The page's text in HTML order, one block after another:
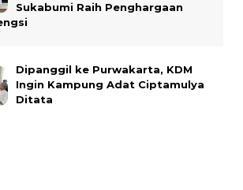
Sukabumi Raih Penghargaan
Dipanggil ke Purwakarta, KDM
Ingin Kampung Adat Ciptamulya
Ditata